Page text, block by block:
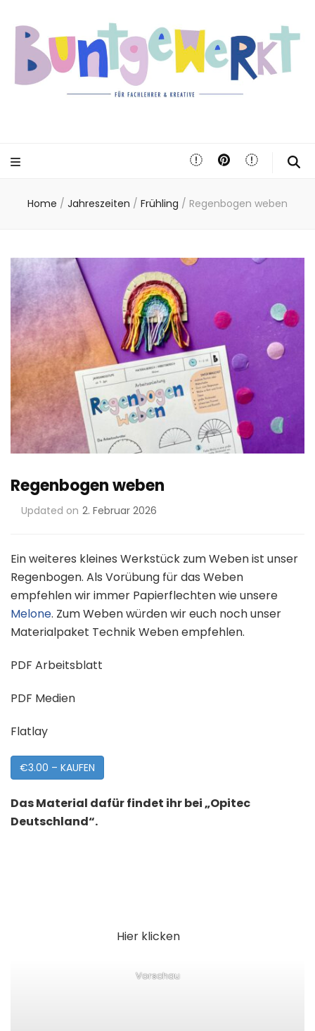
Home / Jahreszeiten / Frühling / Regenbogen weben
Regenbogen weben
Updated on 2. Februar 2026
Ein weiteres kleines Werkstück zum Weben ist unser
Regenbogen. Als Vorübung für das Weben
empfehlen wir immer Papierflechten wie unsere
Melone. Zum Weben würden wir euch noch unser
Materialpaket Technik Weben empfehlen.
PDF Arbeitsblatt
PDF Medien
Flatlay
€3.00 – KAUFEN
Das Material dafür findet ihr bei „Opitec
Deutschland“.
Hier klicken
Vorschau